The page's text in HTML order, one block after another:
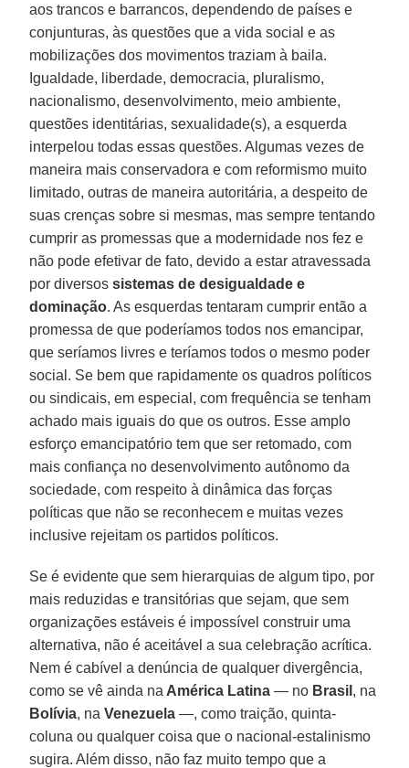
aos trancos e barrancos, dependendo de países e
conjunturas, às questões que a vida social e as
mobilizações dos movimentos traziam à baila.
Igualdade, liberdade, democracia, pluralismo,
nacionalismo, desenvolvimento, meio ambiente,
questões identitárias, sexualidade(s), a esquerda
interpelou todas essas questões. Algumas vezes de
maneira mais conservadora e com reformismo muito
limitado, outras de maneira autoritária, a despeito de
suas crenças sobre si mesmas, mas sempre tentando
cumprir as promessas que a modernidade nos fez e
não pode efetivar de fato, devido a estar atravessada
por diversossistemas de desigualdade e
dominação. As esquerdas tentaram cumprir então a
promessa de que poderíamos todos nos emancipar,
que seríamos livres e teríamos todos o mesmo poder
social. Se bem que rapidamente os quadros políticos
ou sindicais, em especial, com frequência se tenham
achado mais iguais do que os outros. Esse amplo
esforço emancipatório tem que ser retomado, com
mais confiança no desenvolvimento autônomo da
sociedade, com respeito à dinâmica das forças
políticas que não se reconhecem e muitas vezes
inclusive rejeitam os partidos políticos.
Se é evidente que sem hierarquias de algum tipo, por
mais reduzidas e transitórias que sejam, que sem
organizações estáveis é impossível construir uma
alternativa, não é aceitável a sua celebração acrítica.
Nem é cabível a denúncia de qualquer divergência,
como se vê ainda na América Latina — no Brasil , na
Bolívia, naVenezuela —, como traição, quinta-
coluna ou qualquer coisa que o nacional-estalinismo
sugira. Além disso, não faz muito tempo que a